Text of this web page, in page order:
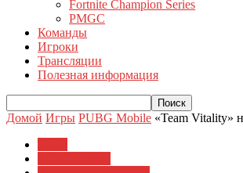
Fortnite Champion Series
PMGC
Команды
Игроки
Трансляции
Полезная информация
Домой Игры PUBG Mobile «Team Vitality»